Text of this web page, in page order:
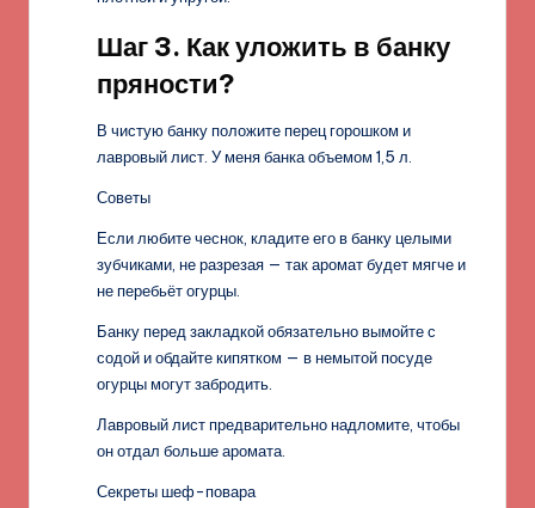
Шаг 3. Как уложить в банку
пряности?
В чистую банку положите перец горошком и
лавровый лист. У меня банка объемом 1,5 л.
Советы
Если любите чеснок, кладите его в банку целыми
зубчиками, не разрезая — так аромат будет мягче и
не перебьёт огурцы.
Банку перед закладкой обязательно вымойте с
содой и обдайте кипятком — в немытой посуде
огурцы могут забродить.
Лавровый лист предварительно надломите, чтобы
он отдал больше аромата.
Секреты шеф-повара